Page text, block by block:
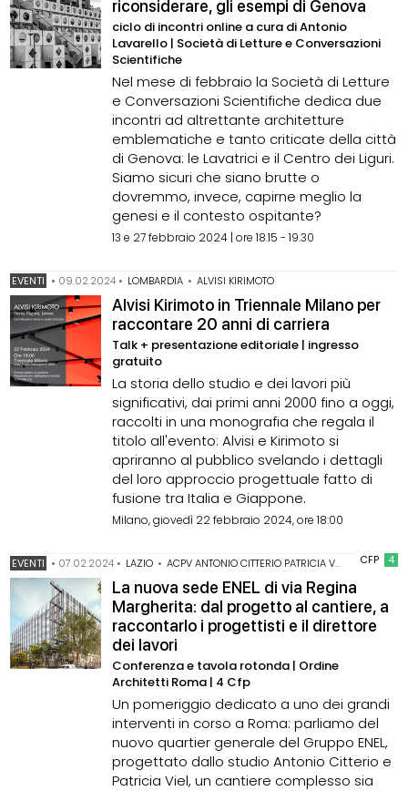
riconsiderare, gli esempi di Genova
ciclo di incontri online a cura di Antonio
Lavarello | Società di Letture e Conversazioni
Scientifiche
Nel mese di febbraio la Società di Letture
e Conversazioni Scientifiche dedica due
incontri ad altrettante architetture
emblematiche e tanto criticate della città
di Genova: le Lavatrici e il Centro dei Liguri.
Siamo sicuri che siano brutte o
dovremmo, invece, capirne meglio la
genesi e il contesto ospitante?
13 e 27 febbraio 2024 | ore 18.15 - 19.30
EVENTI • 09.02.2024 • LOMBARDIA • ALVISI KIRIMOTO
Alvisi Kirimoto in Triennale Milano per
raccontare 20 anni di carriera
Talk + presentazione editoriale | ingresso
gratuito
La storia dello studio e dei lavori più
significativi, dai primi anni 2000 fino a oggi,
raccolti in una monografia che regala il
titolo all'evento: Alvisi e Kirimoto si
apriranno al pubblico svelando i dettagli
del loro approccio progettuale fatto di
fusione tra Italia e Giappone.
Milano, giovedì 22 febbraio 2024, ore 18:00
CFP 4
EVENTI • 07.02.2024 • LAZIO • ACPV ANTONIO CITTERIO PATRICIA VIEL
La nuova sede ENEL di via Regina
Margherita: dal progetto al cantiere, a
raccontarlo i progettisti e il direttore
dei lavori
Conferenza e tavola rotonda | Ordine
Architetti Roma | 4 Cfp
Un pomeriggio dedicato a uno dei grandi
interventi in corso a Roma: parliamo del
nuovo quartier generale del Gruppo ENEL,
progettato dallo studio Antonio Citterio e
Patricia Viel, un cantiere complesso sia